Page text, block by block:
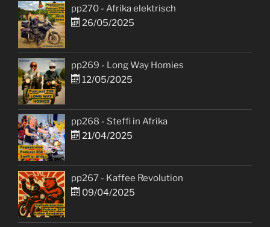
pp270 - Afrika elektrisch
26/05/2025
pp269 - Long Way Homies
12/05/2025
pp268 - Steffi in Afrika
21/04/2025
pp267 - Kaffee Revolution
09/04/2025